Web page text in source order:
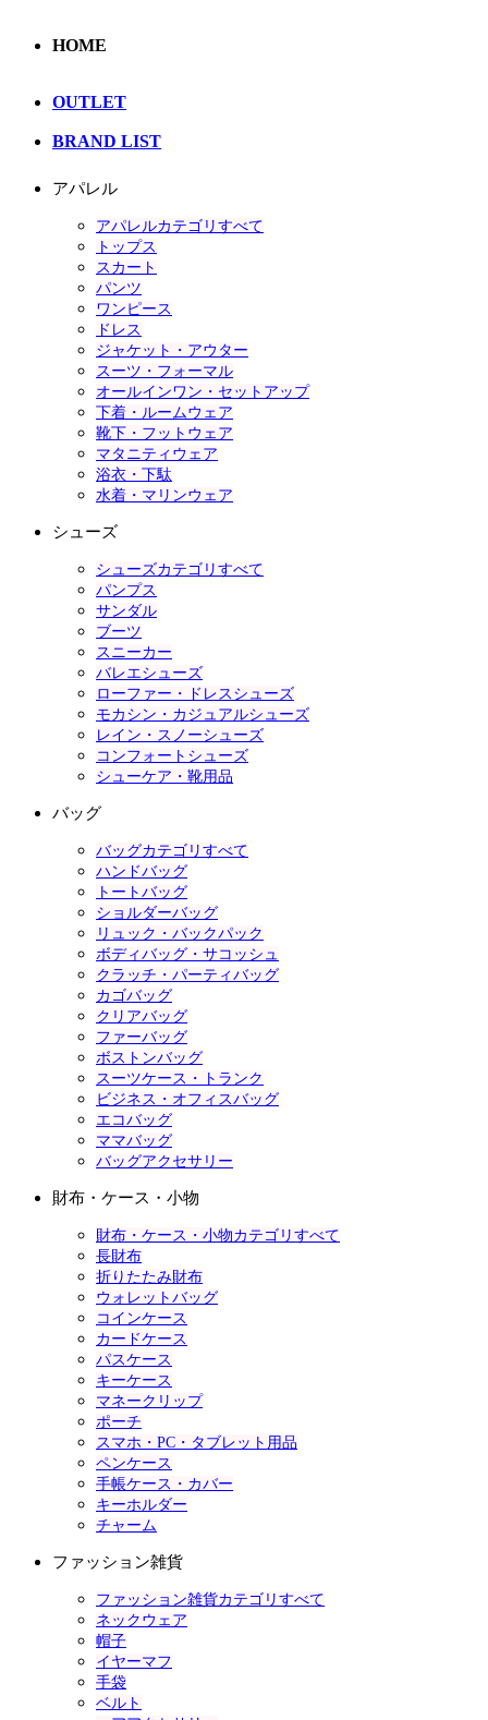
HOME
OUTLET
BRAND LIST
アパレル
アパレルカテゴリすべて
トップス
スカート
パンツ
ワンピース
ドレス
ジャケット・アウター
スーツ・フォーマル
オールインワン・セットアップ
下着・ルームウェア
靴下・フットウェア
マタニティウェア
浴衣・下駄
水着・マリンウェア
シューズ
シューズカテゴリすべて
パンプス
サンダル
ブーツ
スニーカー
バレエシューズ
ローファー・ドレスシューズ
モカシン・カジュアルシューズ
レイン・スノーシューズ
コンフォートシューズ
シューケア・靴用品
バッグ
バッグカテゴリすべて
ハンドバッグ
トートバッグ
ショルダーバッグ
リュック・バックパック
ボディバッグ・サコッシュ
クラッチ・パーティバッグ
カゴバッグ
クリアバッグ
ファーバッグ
ボストンバッグ
スーツケース・トランク
ビジネス・オフィスバッグ
エコバッグ
ママバッグ
バッグアクセサリー
財布・ケース・小物
財布・ケース・小物カテゴリすべて
長財布
折りたたみ財布
ウォレットバッグ
コインケース
カードケース
パスケース
キーケース
マネークリップ
ポーチ
スマホ・PC・タブレット用品
ペンケース
手帳ケース・カバー
キーホルダー
チャーム
ファッション雑貨
ファッション雑貨カテゴリすべて
ネックウェア
帽子
イヤーマフ
手袋
ベルト